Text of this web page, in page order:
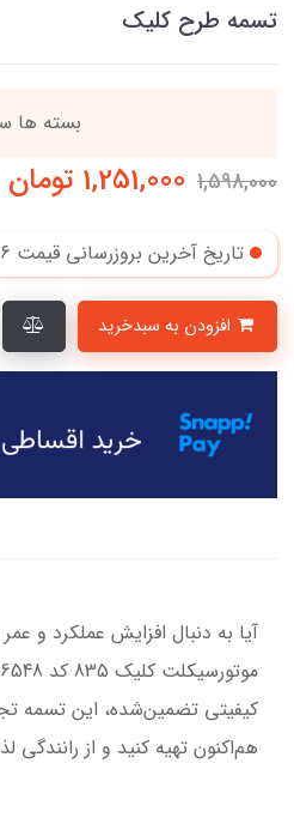
تسمه طرح کلیک
خریدتو
1,598,000
1,251,000 تومان
تاریخ آخرین بروزرسانی قیمت 16
آیا به دنبال افزایش عملکرد و
کیفیتی تضمین‌شده، این تسمه
هم‌اکنون تهیه کنید و از رانندگی